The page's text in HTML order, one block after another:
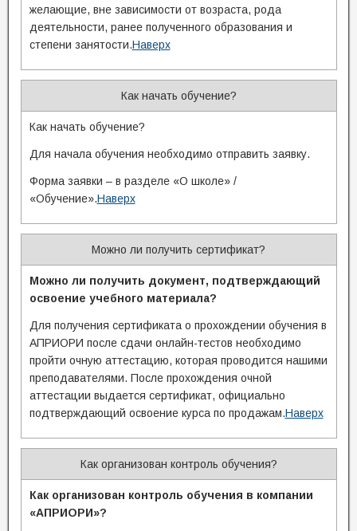
желающие, вне зависимости от возраста, рода
деятельности, ранее полученного образования и
степени занятости.Наверх
Как начать обучение?
Как начать обучение?
Для начала обучения необходимо отправить заявку.
Форма заявки – в разделе «О школе» /
«Обучение».Наверх
Можно ли получить сертификат?
Можно ли получить документ, подтверждающий
освоение учебного материала?
Для получения сертификата о прохождении обучения в
АПРИОРИ после сдачи онлайн-тестов необходимо
пройти очную аттестацию, которая проводится нашими
преподавателями. После прохождения очной
аттестации выдается сертификат, официально
подтверждающий освоение курса по продажам.Наверх
Как организован контроль обучения?
Как организован контроль обучения в компании
«АПРИОРИ»?